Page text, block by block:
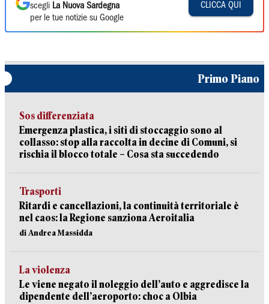
scegli La Nuova Sardegna
per le tue notizie su Google
CLICCA QUI
Primo Piano
Sos differenziata
Emergenza plastica, i siti di stoccaggio sono al
collasso: stop alla raccolta in decine di Comuni, si
rischia il blocco totale – Cosa sta succedendo
Trasporti
Ritardi e cancellazioni, la continuità territoriale è
nel caos: la Regione sanziona Aeroitalia
di Andrea Massidda
La violenza
Le viene negato il noleggio dell’auto e aggredisce la
dipendente dell’aeroporto: choc a Olbia